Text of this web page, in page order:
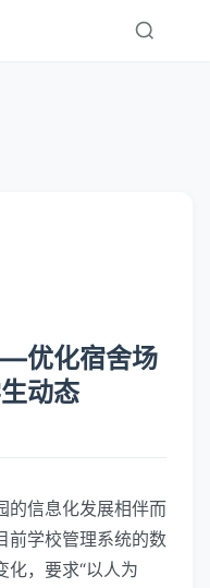
优化宿舍场
动态
的信息化发展相伴而
前学校管理系统的数
化，要求“以人为